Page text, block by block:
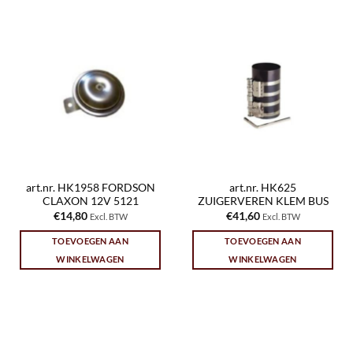
art.nr. HK1958 FORDSON
CLAXON 12V 5121
€14,80 Excl. BTW
TOEVOEGEN AAN
WINKELWAGEN
art.nr. HK625
ZUIGERVEREN KLEM BUS
€41,60 Excl. BTW
TOEVOEGEN AAN
WINKELWAGEN